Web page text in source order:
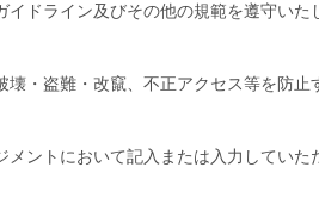
ドライン及びその他の規範を遵守いた
・盗難・改竄、不正アクセス等を防止
メントにおいて記入または入力してい